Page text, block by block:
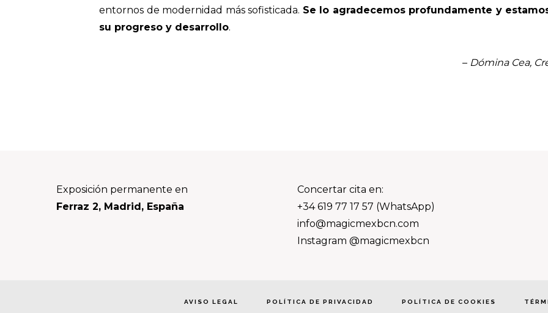
entornos de modernidad más sofisticada. Se lo agradecemos profundamente y
su progreso y desarrollo.
– Dómina Cea,
Footer
Exposición permanente en
Ferraz 2, Madrid, España
Concertar cita en:
+34 619 77 17 57 (WhatsApp)
info@magicmexbcn.com
Instagram @magicmexbcn
AVISO LEGAL POLÍTICA DE PRIVACIDAD POLÍTICA DE COOKIES